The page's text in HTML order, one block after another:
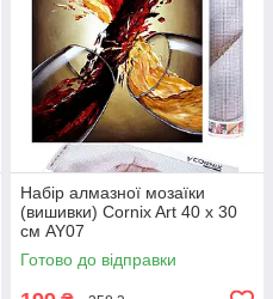
Набір алмазної мозаїки
(вишивки) Cornix Art 40 x 30
см AY07
Готово до відправки